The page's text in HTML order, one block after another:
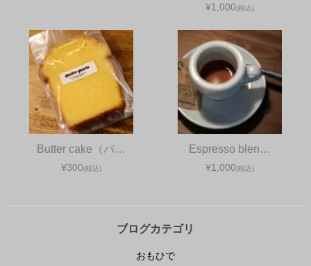
¥1,000(税込)
Butter cake（バ…
¥300(税込)
Espresso blen…
¥1,000(税込)
ブログカテゴリ
おもひで